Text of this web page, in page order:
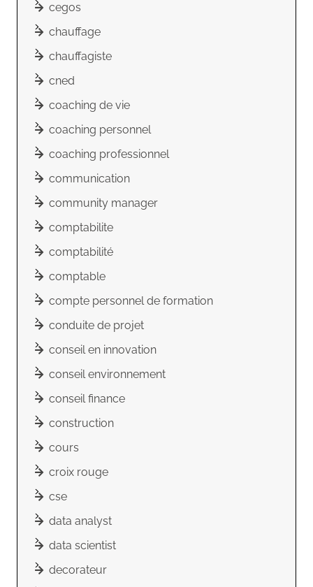
cegos
chauffage
chauffagiste
cned
coaching de vie
coaching personnel
coaching professionnel
communication
community manager
comptabilite
comptabilité
comptable
compte personnel de formation
conduite de projet
conseil en innovation
conseil environnement
conseil finance
construction
cours
croix rouge
cse
data analyst
data scientist
decorateur